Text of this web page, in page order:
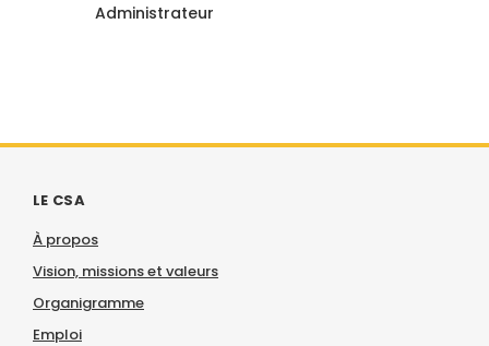
Administrateur
LE CSA
À propos
Vision, missions et valeurs
Organigramme
Emploi